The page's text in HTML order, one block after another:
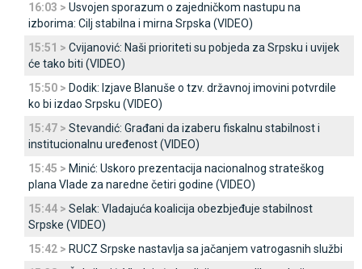
16:03 > Usvojen sporazum o zajedničkom nastupu na
izborima: Cilj stabilna i mirna Srpska (VIDEO)
15:51 > Cvijanović: Naši prioriteti su pobjeda za Srpsku i uvijek
će tako biti (VIDEO)
15:50 > Dodik: Izjave Blanuše o tzv. državnoj imovini potvrdile
ko bi izdao Srpsku (VIDEO)
15:47 > Stevandić: Građani da izaberu fiskalnu stabilnost i
institucionalnu uređenost (VIDEO)
15:45 > Minić: Uskoro prezentacija nacionalnog strateškog
plana Vlade za naredne četiri godine (VIDEO)
15:44 > Selak: Vladajuća koalicija obezbjeđuje stabilnost
Srpske (VIDEO)
15:42 > RUCZ Srpske nastavlja sa jačanjem vatrogasnih službi